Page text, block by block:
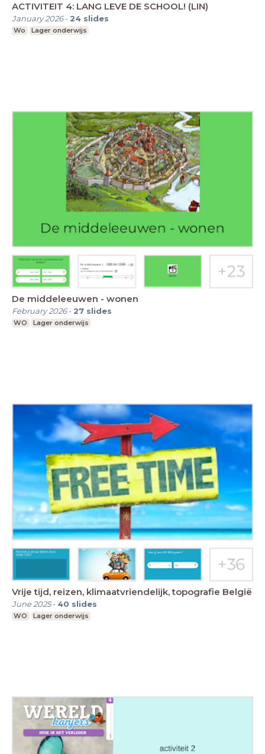
ACTIVITEIT 4: LANG LEVE DE SCHOOL! (LIN)
January 2026- 24 slides
Wo Lager onderwijs
De middeleeuwen - wonen
February 2026- 27 slides
WO Lager onderwijs
Vrije tijd, reizen, klimaatvriendelijk, topografie België
June 2025- 40 slides
WO Lager onderwijs